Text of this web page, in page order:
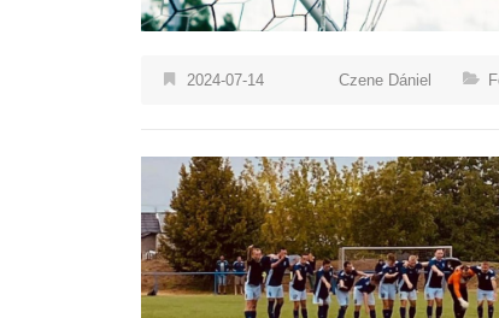
2024-07-14 Czene Dániel